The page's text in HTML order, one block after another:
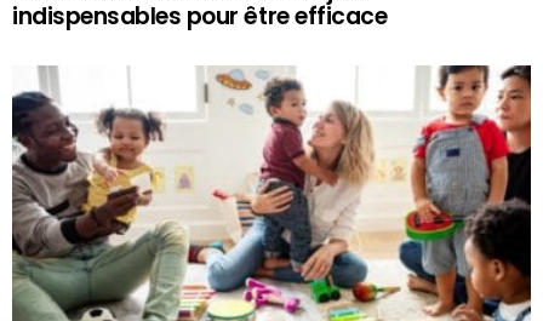
indispensables pour être efficace